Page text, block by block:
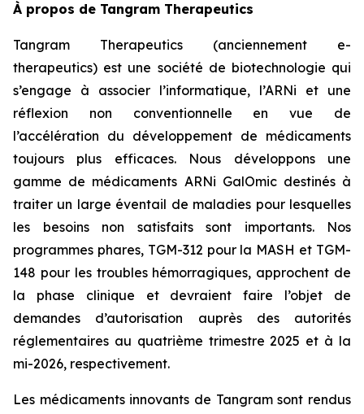
À propos de Tangram Therapeutics
Tangram Therapeutics (anciennement e-
therapeutics) est une société de biotechnologie qui
s’engage à associer l’informatique, l’ARNi et une
réflexion non conventionnelle en vue de
l’accélération du développement de médicaments
toujours plus efficaces. Nous développons une
gamme de médicaments ARNi GalOmic destinés à
traiter un large éventail de maladies pour lesquelles
les besoins non satisfaits sont importants. Nos
programmes phares, TGM-312 pour la MASH et TGM-
148 pour les troubles hémorragiques, approchent de
la phase clinique et devraient faire l’objet de
demandes d’autorisation auprès des autorités
réglementaires au quatrième trimestre 2025 et à la
mi-2026, respectivement.
Les médicaments innovants de Tangram sont rendus